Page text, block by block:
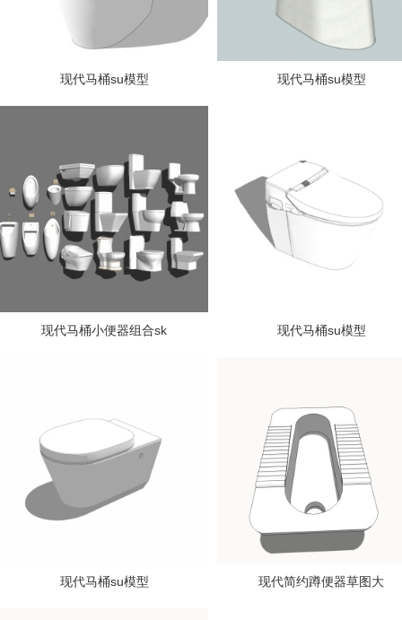
现代马桶su模型 现代马桶su模型
现代马桶小便器组合sk 现代马桶su模型
现代马桶su模型 现代简约蹲便器草图大